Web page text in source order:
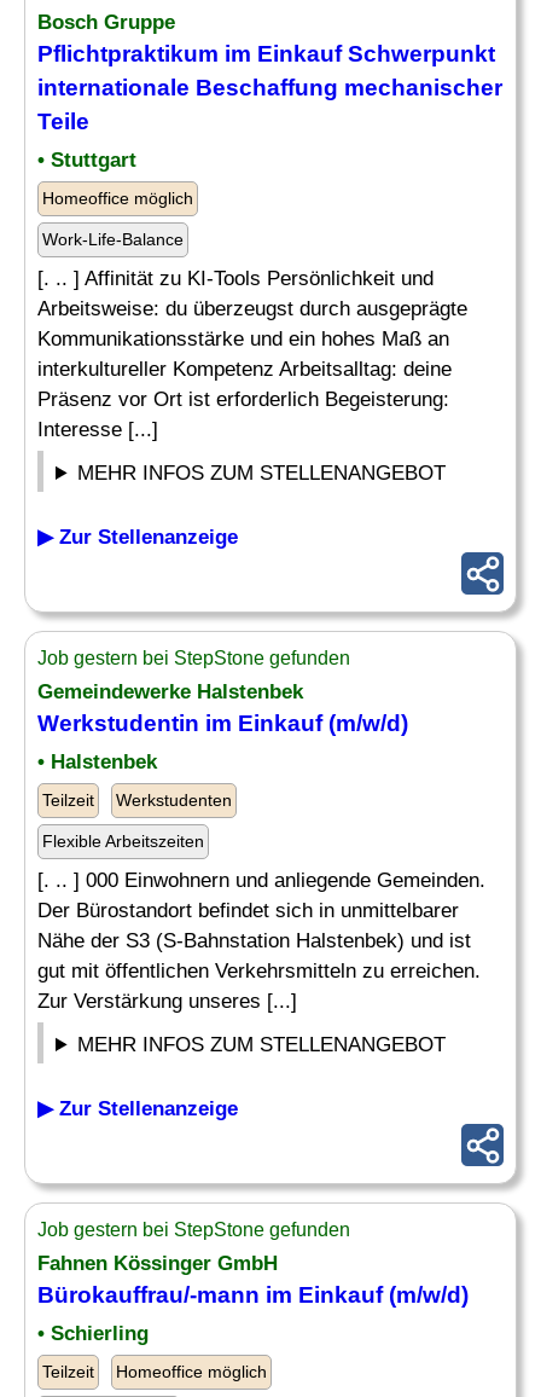
Bosch Gruppe
Pflichtpraktikum im EinkaufSchwerpunkt
internationale Beschaffung mechanischer
Teile
• Stuttgart
Homeoffice möglich
Work-Life-Balance
[. .. ] Affinität zu KI-Tools Persönlichkeit und
Arbeitsweise: du überzeugst durch ausgeprägte
Kommunikationsstärke und ein hohes Maß an
interkultureller Kompetenz Arbeitsalltag: deine
Präsenz vor Ort ist erforderlich Begeisterung:
Interesse [...]
MEHR INFOS ZUM STELLENANGEBOT
▶ Zur Stellenanzeige
Job gestern bei StepStone gefunden
Gemeindewerke Halstenbek
Werkstudentin im Einkauf(m/w/d)
• Halstenbek
Teilzeit Werkstudenten
Flexible Arbeitszeiten
[. .. ] 000 Einwohnern und anliegende Gemeinden.
Der Bürostandort befindet sich in unmittelbarer
Nähe der S3 (S-Bahnstation Halstenbek) und ist
gut mit öffentlichen Verkehrsmitteln zu erreichen.
Zur Verstärkung unseres [...]
MEHR INFOS ZUM STELLENANGEBOT
▶ Zur Stellenanzeige
Job gestern bei StepStone gefunden
Fahnen Kössinger GmbH
Bürokauffrau/-mann im Einkauf(m/w/d)
• Schierling
Teilzeit Homeoffice möglich